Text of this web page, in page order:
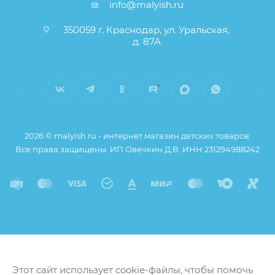
info@malyish.ru
350059 г. Краснодар, ул. Уральская,
д. 87А
2026 © malyish.ru - интернет магазин детских товаров.
Все права защищены. ИП Овечкин Д.В. ИНН 231294988242
Этот сайт использует cookie-файлы, чтобы помочь